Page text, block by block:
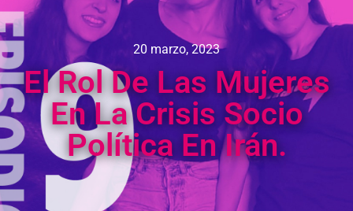
20 marzo, 2023
El Rol De Las Mujeres
En La Crisis Socio
Política En Irán.